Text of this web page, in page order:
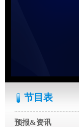
节目表
预报&资讯